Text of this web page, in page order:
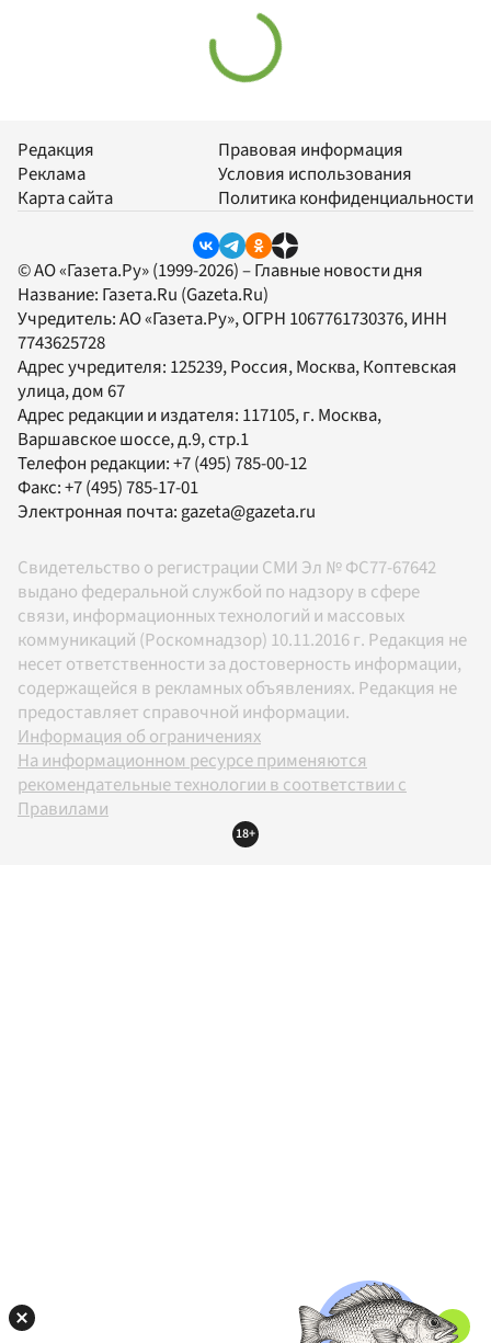
Редакция
Реклама
Карта сайта
Правовая информация
Условия использования
Политика конфиденциальности
© АО «Газета.Ру» (1999-2026) – Главные новости дня
Название: Газета.Ru (Gazeta.Ru)
Учредитель:АО «Газета.Ру», ОГРН 1067761730376, ИНН
7743625728
Адрес учредителя: 125239, Россия, Москва, Коптевская
улица, дом 67
Адрес редакции и издателя: 117105, г. Москва,
Варшавское шоссе, д.9, стр.1
Телефон редакции:+7 (495) 785-00-12
Факс:+7 (495) 785-17-01
Электронная почта:gazeta@gazeta.ru
Свидетельство о регистрации СМИ Эл № ФС77-67642
выдано федеральной службой по надзору в сфере
связи, информационных технологий и массовых
коммуникаций (Роскомнадзор) 10.11.2016 г. Редакция не
несет ответственности за достоверность информации,
содержащейся в рекламных объявлениях. Редакция не
предоставляет справочной информации.
Информация об ограничениях
На информационном ресурсе применяются
рекомендательные технологии в соответствии с
Правилами
18+